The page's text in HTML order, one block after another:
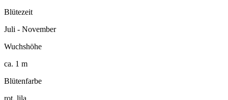
Blütezeit
Juli - November
Wuchshöhe
ca. 1 m
Blütenfarbe